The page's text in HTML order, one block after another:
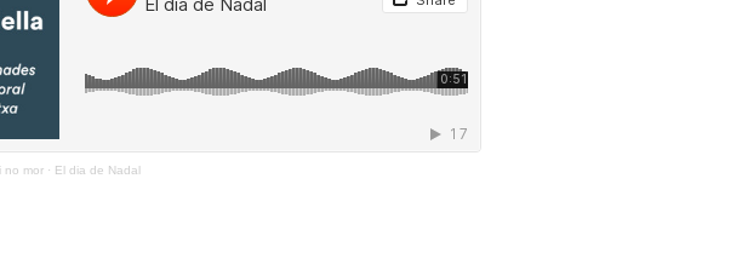
no mor · El dia de Nadal